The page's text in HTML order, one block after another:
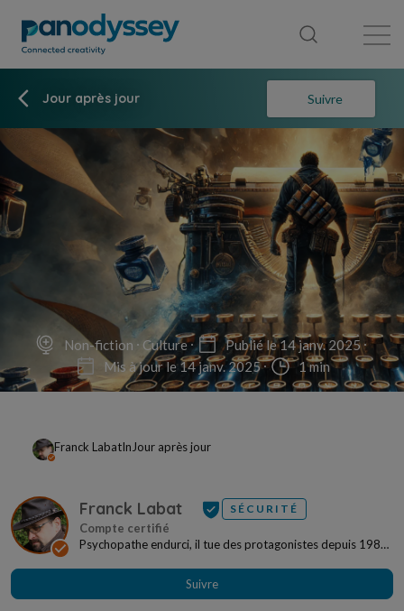
Jour après jour Suivre
Non-fiction Culture
Publié le 14 janv. 2025
Mis à jour le 14 janv. 2025
1 min
Franck LabatIn Jour après jour
Franck Labat SÉCURITÉ
Psychopathe endurci, il tue des protagonistes depuis 1989.
Suivre